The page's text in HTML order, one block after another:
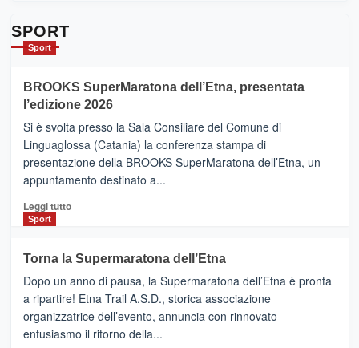
con
la
Al
via
i
collegamenti
SPORT
Sport
BROOKS SuperMaratona dell’Etna, presentata
l’edizione 2026
Si è svolta presso la Sala Consiliare del Comune di
Linguaglossa (Catania) la conferenza stampa di
presentazione della BROOKS SuperMaratona dell’Etna, un
appuntamento destinato a...
Leggi tuttoLeggi
BROOKS
SuperMaratona
dell’Etna,
presentata
l’edizione
2026
Sport
Torna la Supermaratona dell’Etna
Dopo un anno di pausa, la Supermaratona dell’Etna è pronta
a ripartire! Etna Trail A.S.D., storica associazione
organizzatrice dell’evento, annuncia con rinnovato
entusiasmo il ritorno della...